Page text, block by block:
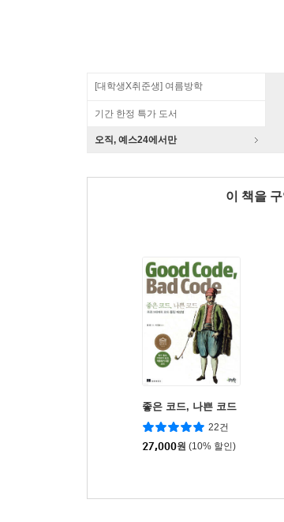
[대학생X취준생] 여름방학
기간 한정 특가 도서
오직, 예스24에서만
이 책을
좋은 코드, 나쁜 코드
22건
27,000원 (10% 할인)